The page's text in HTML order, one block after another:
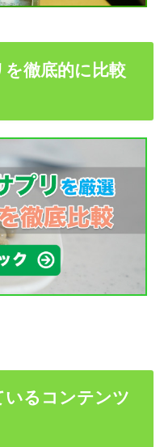
徹底的に比較
いるコンテンツ